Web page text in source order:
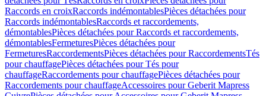
Raccords en croixRaccords indémontablesPièces détachées pour
Raccords indémontablesRaccords et raccordements,
démontablesPièces détachées pour Raccords et raccordements,
démontablesFermeturesPièces détachées pour
FermeturesRaccordementsPièces détachées pour RaccordementsTés
pour chauffagePièces détachées pour Tés pour
chauffageRaccordements pour chauffagePièces détachées pour
Raccordements pour chauffageAccessoires pour Geberit Mapress